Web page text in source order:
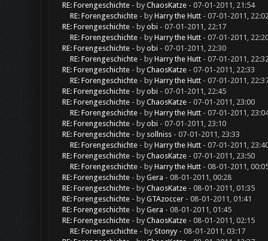
RE: Forengeschichte - byChaosKatze- 07-01-2011, 21:54
RE: Forengeschichte - byHarry the Hutt- 07-01-2011,
RE: Forengeschichte - byobi- 07-01-2011, 22:17
RE: Forengeschichte - byHarry the Hutt- 07-01-2011,
RE: Forengeschichte - byobi- 07-01-2011, 22:30
RE: Forengeschichte - byHarry the Hutt- 07-01-2011,
RE: Forengeschichte - byChaosKatze- 07-01-2011, 22:33
RE: Forengeschichte - byHarry the Hutt- 07-01-2011,
RE: Forengeschichte - byobi- 07-01-2011, 22:45
RE: Forengeschichte - byChaosKatze- 07-01-2011, 23:00
RE: Forengeschichte - byHarry the Hutt- 07-01-2011,
RE: Forengeschichte - byobi- 07-01-2011, 23:10
RE: Forengeschichte - by sollniss- 07-01-2011, 23:33
RE: Forengeschichte - byHarry the Hutt- 07-01-2011,
RE: Forengeschichte - byChaosKatze- 07-01-2011, 23:50
RE: Forengeschichte - byHarry the Hutt- 08-01-2011,
RE: Forengeschichte - byGera - 08-01-2011, 00:28
RE: Forengeschichte - byChaosKatze- 08-01-2011, 01:35
RE: Forengeschichte - byGTAzoccer- 08-01-2011, 01:41
RE: Forengeschichte - byGera - 08-01-2011, 01:45
RE: Forengeschichte - byChaosKatze- 08-01-2011, 02:15
RE: Forengeschichte - byStonyy- 08-01-2011, 03:17